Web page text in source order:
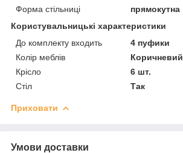
Форма стільниці
прямокутна
Користувальницькі характеристики
До комплекту входить
4 пуфики
Колір меблів
Коричневий
Крісло
6 шт.
Стіл
Так
Приховати
Умови доставки